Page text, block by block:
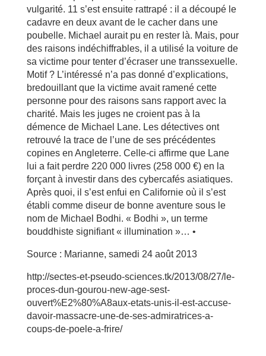
vulgarité. 11 s’est ensuite rattrapé : il a découpé le
cadavre en deux avant de le cacher dans une
poubelle. Michael aurait pu en rester là. Mais, pour
des raisons indéchiffrables, il a utilisé la voiture de
sa victime pour tenter d’écraser une transsexuelle.
Motif ? L’intéressé n’a pas donné d’explications,
bredouillant que la victime avait ramené cette
personne pour des raisons sans rapport avec la
charité. Mais les juges ne croient pas à la
démence de Michael Lane. Les détectives ont
retrouvé la trace de l’une de ses précédentes
copines en Angleterre. Celle-ci affirme que Lane
lui a fait perdre 220 000 livres (258 000 €) en la
forçant à investir dans des cybercafés asiatiques.
Après quoi, il s’est enfui en Californie où il s’est
établi comme diseur de bonne aventure sous le
nom de Michael Bodhi. « Bodhi », un terme
bouddhiste signifiant « illumination »… •
Source : Marianne, samedi 24 août 2013
http://sectes-et-pseudo-sciences.tk/2013/08/27/le-
proces-dun-gourou-new-age-sest-
ouvert%E2%80%A8aux-etats-unis-il-est-accuse-
davoir-massacre-une-de-ses-admiratrices-a-
coups-de-poele-a-frire/